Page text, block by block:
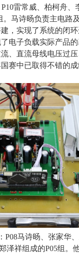
雷常威、柏柯舟、
。马诗旸负责主电路
，实现了系统的闭
电子负载实际产品
、直流母线电压过
赛中已取得不错的
P08马诗旸、张家华
泽祥组成的P05组。